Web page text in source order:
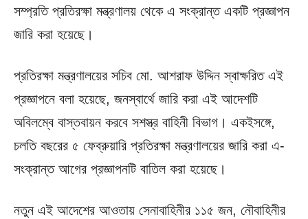
সম্প্রতি প্রতিরক্ষা মন্ত্রণালয় থেকে এ সংক্রান্ত একটি প্রজ্ঞাপন
জারি করা হয়েছে।
প্রতিরক্ষা মন্ত্রণালয়ের সচিব মো. আশরাফ উদ্দিন স্বাক্ষরিত এই
প্রজ্ঞাপনে বলা হয়েছে, জনস্বার্থে জারি করা এই আদেশটি
অবিলম্বে বাস্তবায়ন করবে সশস্ত্র বাহিনী বিভাগ। একইসঙ্গে,
চলতি বছরের ৫ ফেব্রুয়ারি প্রতিরক্ষা মন্ত্রণালয়ের জারি করা এ-
সংক্রান্ত আগের প্রজ্ঞাপনটি বাতিল করা হয়েছে।
নতুন এই আদেশের আওতায় সেনাবাহিনীর ১১৫ জন, নৌবাহিনীর